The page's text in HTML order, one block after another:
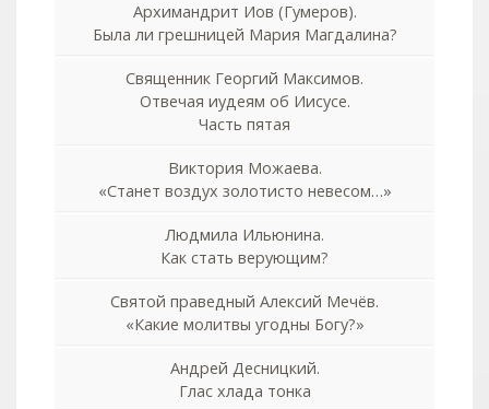
Архимандрит Иов (Гумеров).
Была ли грешницей Мария Магдалина?
Священник Георгий Максимов.
Отвечая иудеям об Иисусе.
Часть пятая
Виктория Можаева.
«Станет воздух золотисто невесом…»
Людмила Ильюнина.
Как стать верующим?
Святой праведный Алексий Мечёв.
«Какие молитвы угодны Богу?»
Андрей Десницкий.
Глас хлада тонка